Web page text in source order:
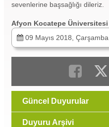
sevenlerine başsağlığı dileriz.
Afyon Kocatepe
09 Mayıs 2018, Çarşamba
Güncel Duyurular
Duyuru Arşivi